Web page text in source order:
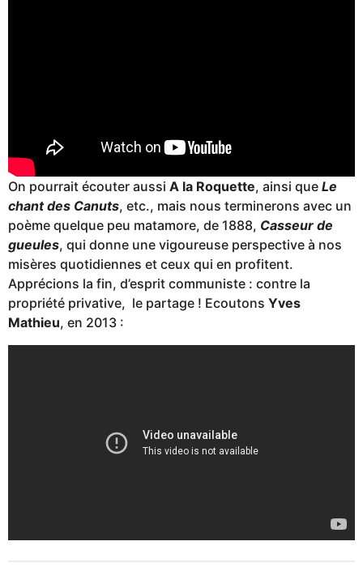
On pourrait écouter aussi A la Roquette, ainsi que Le
chant des Canuts, etc., mais nous terminerons avec un
poème quelque peu matamore, de 1888, Casseur de
gueules, qui donne une vigoureuse perspective à nos
misères quotidiennes et ceux qui en profitent.
Apprécions la fin, d’esprit communiste : contre la
propriété privative, le partage ! Ecoutons Yves
Mathieu, en 2013 :